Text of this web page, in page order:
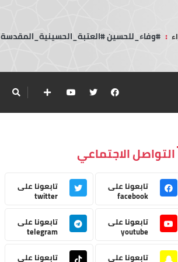
: #وفاء_للحسين #العتبة_الحسينية_المقدسة
التواصل الاجتماعي
تابعونا على
facebook
تابعونا على
twitter
تابعونا على
youtube
تابعونا على
telegram
تابعونا على
تابعونا على